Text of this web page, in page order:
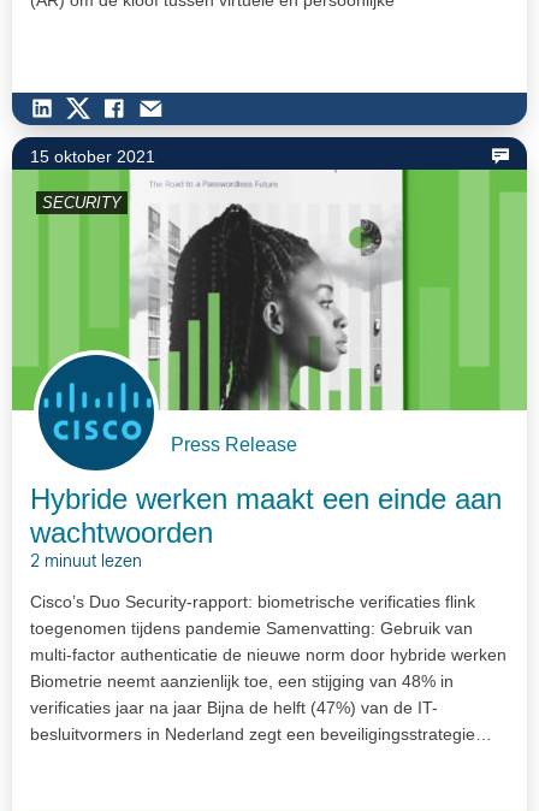
15 oktober 2021
SECURITY
Press Release
Hybride werken maakt een einde aan
wachtwoorden
2 minuut lezen
Cisco’s Duo Security-rapport: biometrische verificaties flink
toegenomen tijdens pandemie Samenvatting: Gebruik van
multi-factor authenticatie de nieuwe norm door hybride werken
Biometrie neemt aanzienlijk toe, een stijging van 48% in
verificaties jaar na jaar Bijna de helft (47%) van de IT-
besluitvormers in Nederland zegt een beveiligingsstrategie…